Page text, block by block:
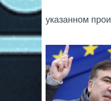
указанном